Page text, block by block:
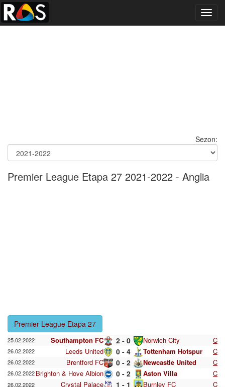
Sezon:
Premier League Etapa 27 2021-2022 - Anglia
Premier League Etapa 27
25.02.2022 Southampton FC 2 - 0 Norwich City C
26.02.2022 Leeds United 0 - 4 Tottenham Hotspur C
26.02.2022 Brentford FC 0 - 2 Newcastle United C
26.02.2022Brighton & Hove Albion 0 - 2 Aston Villa C
26.02.2022 Crystal Palace 1 - 1 Burnley FC C